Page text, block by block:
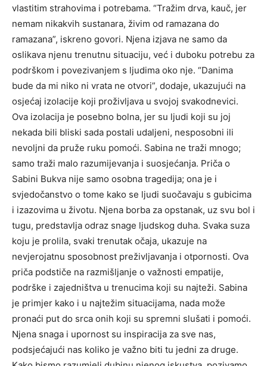
vlastitim strahovima i potrebama. “Tražim drva, kauč, jer
nemam nikakvih sustanara, živim od ramazana do
ramazana”, iskreno govori. Njena izjava ne samo da
oslikava njenu trenutnu situaciju, već i duboku potrebu za
podrškom i povezivanjem s ljudima oko nje. “Danima
bude da mi niko ni vrata ne otvori”, dodaje, ukazujući na
osjećaj izolacije koji proživljava u svojoj svakodnevici.
Ova izolacija je posebno bolna, jer su ljudi koji su joj
nekada bili bliski sada postali udaljeni, nesposobni ili
nevoljni da pruže ruku pomoći. Sabina ne traži mnogo;
samo traži malo razumijevanja i suosjećanja. Priča o
Sabini Bukva nije samo osobna tragedija; ona je i
svjedočanstvo o tome kako se ljudi suočavaju s gubicima
i izazovima u životu. Njena borba za opstanak, uz svu bol i
tugu, predstavlja odraz snage ljudskog duha. Svaka suza
koju je prolila, svaki trenutak očaja, ukazuje na
nevjerojatnu sposobnost preživljavanja i otpornosti. Ova
priča podstiče na razmišljanje o važnosti empatije,
podrške i zajedništva u trenucima koji su najteži. Sabina
je primjer kako i u najtežim situacijama, nada može
pronaći put do srca onih koji su spremni slušati i pomoći.
Njena snaga i upornost su inspiracija za sve nas,
podsjećajući nas koliko je važno biti tu jedni za druge.